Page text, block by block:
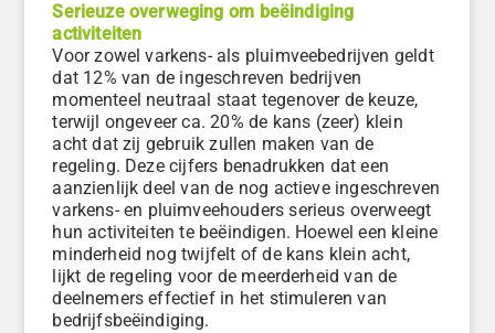
Serieuze overweging om beëindiging
activiteiten
Voor zowel varkens- als pluimveebedrijven geldt
dat 12% van de ingeschreven bedrijven
momenteel neutraal staat tegenover de keuze,
terwijl ongeveer ca. 20% de kans (zeer) klein
acht dat zij gebruik zullen maken van de
regeling. Deze cijfers benadrukken dat een
aanzienlijk deel van de nog actieve ingeschreven
varkens- en pluimveehouders serieus overweegt
hun activiteiten te beëindigen. Hoewel een kleine
minderheid nog twijfelt of de kans klein acht,
lijkt de regeling voor de meerderheid van de
deelnemers effectief in het stimuleren van
bedrijfsbeëindiging.